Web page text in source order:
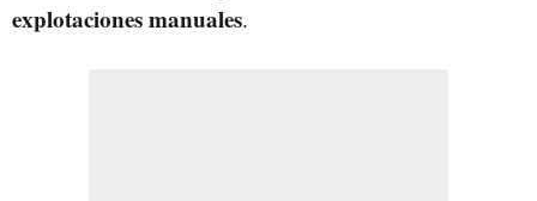
explotaciones manuales.